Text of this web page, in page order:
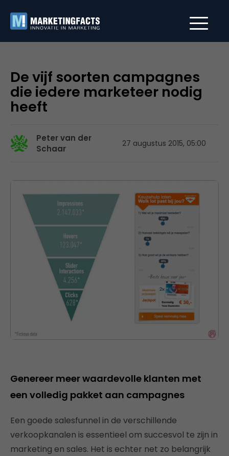
De vijf soorten campagnes
die iedere marketeer nodig
heeft
Peter van der
Schaar
27 augustus 2015, 05:00
Genereer meer waardevolle klanten met
een volledig pakket aan campagnes
Een goede salesfunnel in de verschillende
verkoopkanalen is essentieel om succesvol te zijn in
marketing en sales. Het is echter net zo belangrijk